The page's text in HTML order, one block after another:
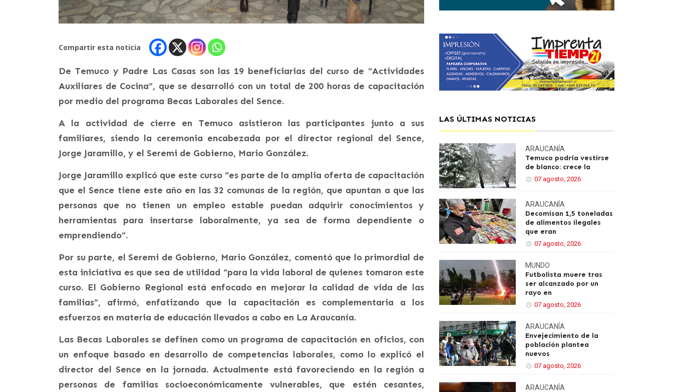
Compartir esta noticia
De Temuco y Padre Las Casas son las 19 beneficiarias del curso de “Actividades
Auxiliares de Cocina”, que se desarrolló con un total de 200 horas de capacitación
por medio del programa Becas Laborales del Sence.
A la actividad de cierre en Temuco asistieron las participantes junto a sus
familiares, siendo la ceremonia encabezada por el director regional del Sence,
Jorge Jaramillo, y el Seremi de Gobierno, Mario González.
Jorge Jaramillo explicó que este curso “es parte de la amplia oferta de capacitación
que el Sence tiene este año en las 32 comunas de la región, que apuntan a que las
personas que no tienen un empleo estable puedan adquirir conocimientos y
herramientas para insertarse laboralmente, ya sea de forma dependiente o
emprendiendo”.
Por su parte, el Seremi de Gobierno, Mario González, comentó que lo primordial de
esta iniciativa es que sea de utilidad “para la vida laboral de quienes tomaron este
curso. El Gobierno Regional está enfocado en mejorar la calidad de vida de las
familias”, afirmó, enfatizando que la capacitación es complementaria a los
esfuerzos en materia de educación llevados a cabo en La Araucanía.
Las Becas Laborales se definen como un programa de capacitación en oficios, con
un enfoque basado en desarrollo de competencias laborales, como lo explicó el
director del Sence en la jornada. Actualmente está favoreciendo en la región a
personas de familias socioeconómicamente vulnerables, que estén cesantes,
LAS ÚLTIMAS NOTICIAS
ARAUCANÍA
Temuco podría vestirse
de blanco: crece la
07 agosto, 2026
ARAUCANÍA
Decomisan 1,5 toneladas
de alimentos ilegales
que eran
07 agosto, 2026
MUNDO
Futbolista muere tras
ser alcanzado por un
rayo en
07 agosto, 2026
ARAUCANÍA
Envejecimiento de la
población plantea
nuevos
07 agosto, 2026
ARAUCANÍA